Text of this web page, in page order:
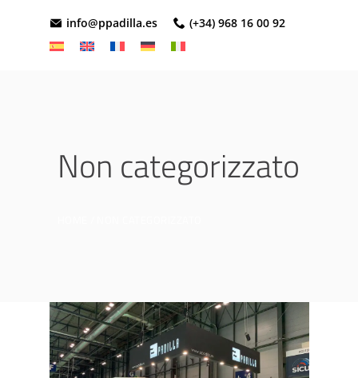
info@ppadilla.es (+34) 968 16 00 92
Non categorizzato